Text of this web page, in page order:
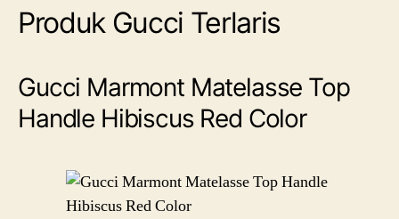
Produk Gucci Terlaris
Gucci Marmont Matelasse Top
Handle Hibiscus Red Color